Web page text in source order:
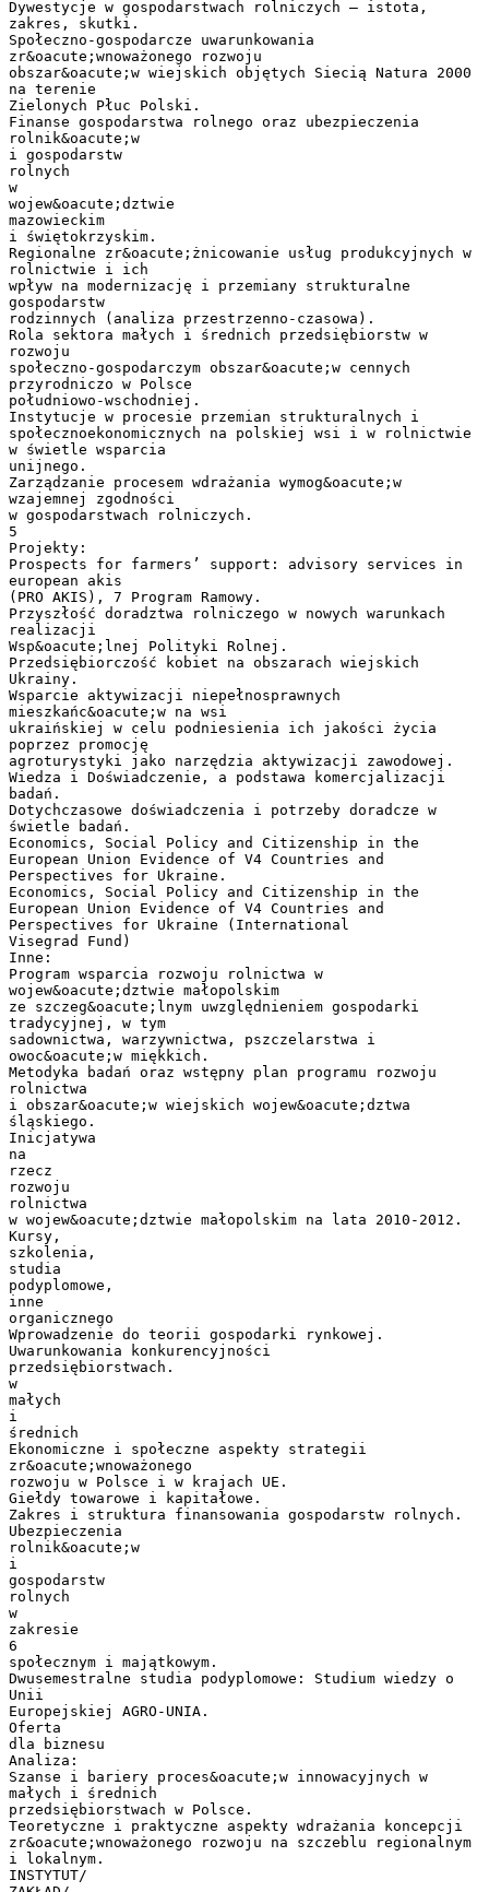
Dywestycje w gospodarstwach rolniczych – istota,
zakres, skutki.
Społeczno-gospodarcze uwarunkowania
zr&oacute;wnoważonego rozwoju
obszar&oacute;w wiejskich objętych Siecią Natura 2000
na terenie
Zielonych Płuc Polski.
Finanse gospodarstwa rolnego oraz ubezpieczenia
rolnik&oacute;w
i gospodarstw
rolnych
w
wojew&oacute;dztwie
mazowieckim
i świętokrzyskim.
Regionalne zr&oacute;żnicowanie usług produkcyjnych w
rolnictwie i ich
wpływ na modernizację i przemiany strukturalne
gospodarstw
rodzinnych (analiza przestrzenno-czasowa).
Rola sektora małych i średnich przedsiębiorstw w
rozwoju
społeczno-gospodarczym obszar&oacute;w cennych
przyrodniczo w Polsce
południowo-wschodniej.
Instytucje w procesie przemian strukturalnych i
społecznoekonomicznych na polskiej wsi i w rolnictwie
w świetle wsparcia
unijnego.
Zarządzanie procesem wdrażania wymog&oacute;w
wzajemnej zgodności
w gospodarstwach rolniczych.
5
Projekty:
Prospects for farmers’ support: advisory services in
european akis
(PRO AKIS), 7 Program Ramowy.
Przyszłość doradztwa rolniczego w nowych warunkach
realizacji
Wsp&oacute;lnej Polityki Rolnej.
Przedsiębiorczość kobiet na obszarach wiejskich
Ukrainy.
Wsparcie aktywizacji niepełnosprawnych
mieszkańc&oacute;w na wsi
ukraińskiej w celu podniesienia ich jakości życia
poprzez promocję
agroturystyki jako narzędzia aktywizacji zawodowej.
Wiedza i Doświadczenie, a podstawa komercjalizacji
badań.
Dotychczasowe doświadczenia i potrzeby doradcze w
świetle badań.
Economics, Social Policy and Citizenship in the
European Union Evidence of V4 Countries and
Perspectives for Ukraine.
Economics, Social Policy and Citizenship in the
European Union Evidence of V4 Countries and
Perspectives for Ukraine (International
Visegrad Fund)
Inne:
Program wsparcia rozwoju rolnictwa w
wojew&oacute;dztwie małopolskim
ze szczeg&oacute;lnym uwzględnieniem gospodarki
tradycyjnej, w tym
sadownictwa, warzywnictwa, pszczelarstwa i
owoc&oacute;w miękkich.
Metodyka badań oraz wstępny plan programu rozwoju
rolnictwa
i obszar&oacute;w wiejskich wojew&oacute;dztwa
śląskiego.
Inicjatywa
na
rzecz
rozwoju
rolnictwa
w wojew&oacute;dztwie małopolskim na lata 2010-2012.
Kursy,
szkolenia,
studia
podyplomowe,
inne
organicznego
Wprowadzenie do teorii gospodarki rynkowej.
Uwarunkowania konkurencyjności
przedsiębiorstwach.
w
małych
i
średnich
Ekonomiczne i społeczne aspekty strategii
zr&oacute;wnoważonego
rozwoju w Polsce i w krajach UE.
Giełdy towarowe i kapitałowe.
Zakres i struktura finansowania gospodarstw rolnych.
Ubezpieczenia
rolnik&oacute;w
i
gospodarstw
rolnych
w
zakresie
6
społecznym i majątkowym.
Dwusemestralne studia podyplomowe: Studium wiedzy o
Unii
Europejskiej AGRO-UNIA.
Oferta
dla biznesu
Analiza:
Szanse i bariery proces&oacute;w innowacyjnych w
małych i średnich
przedsiębiorstwach w Polsce.
Teoretyczne i praktyczne aspekty wdrażania koncepcji
zr&oacute;wnoważonego rozwoju na szczeblu regionalnym
i lokalnym.
INSTYTUT/